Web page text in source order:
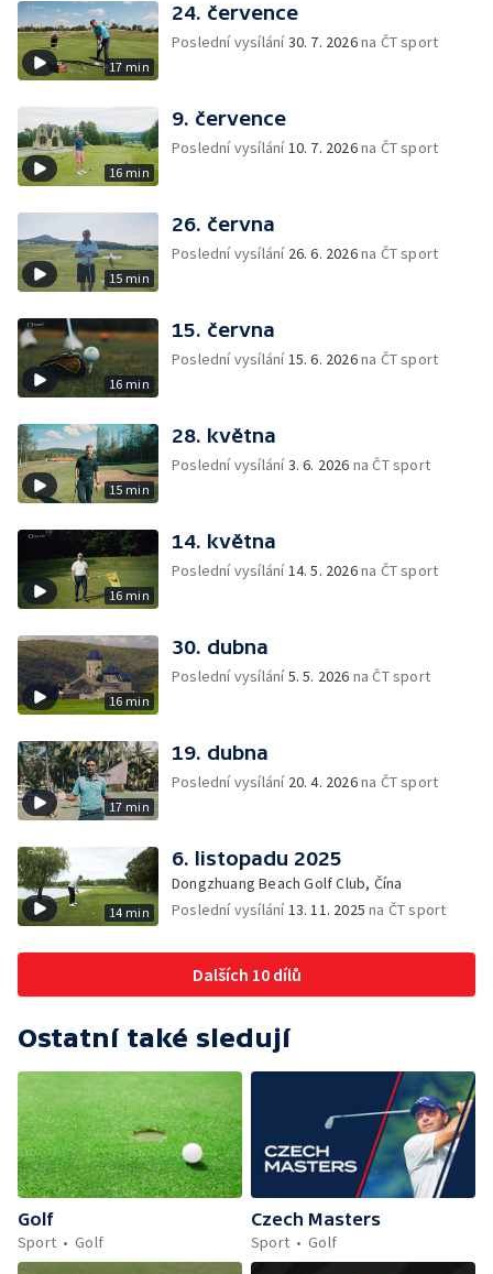
17 min
24. července
Poslední vysílání30. 7. 2026na ČT sport
16 min
9. července
Poslední vysílání10. 7. 2026na ČT sport
15 min
26. června
Poslední vysílání 26. 6. 2026na ČT sport
16 min
15. června
Poslední vysílání15. 6. 2026na ČT sport
15 min
28. května
Poslední vysílání3. 6. 2026 na ČT sport
16 min
14. května
Poslední vysílání14. 5. 2026na ČT sport
16 min
30. dubna
Poslední vysílání5. 5. 2026 na ČT sport
17 min
19. dubna
Poslední vysílání 20. 4. 2026na ČT sport
14 min
6. listopadu 2025
Dongzhuang Beach Golf Club, Čína
Poslední vysílání13. 11. 2025 na ČT sport
Dalších 10 dílů
Ostatní také sledují
Golf
Sport
Golf
Czech Masters
Sport
Golf